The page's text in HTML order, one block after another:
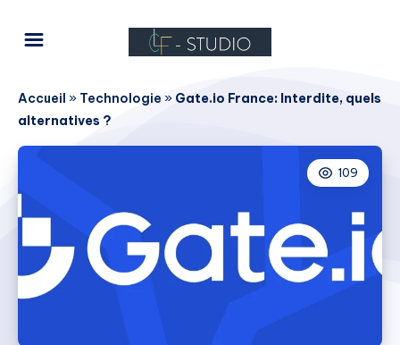
Accueil » Technologie » Gate.io France: Interdite, quels
alternatives ?
109